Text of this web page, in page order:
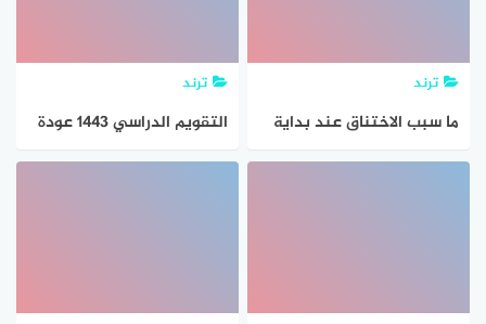
ترند
ما سبب الاختناق عند بداية
النوم وإحساس بالموت
ترند
التقويم الدراسي 1443 عودة
المعلمين والإداريين|| موعد